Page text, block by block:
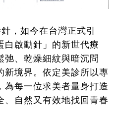
，如今在台灣正式引
白啟動針」的新世代療
弛、乾燥細紋與暗沉問
新境界。依定美診所以專
為每一位求美者量身打造
、自然又有效地找回青春